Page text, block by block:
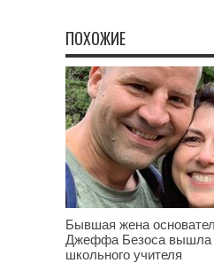
ПОХОЖИЕ
Бывшая жена
Джеффа Безоса вышла
школьного учителя